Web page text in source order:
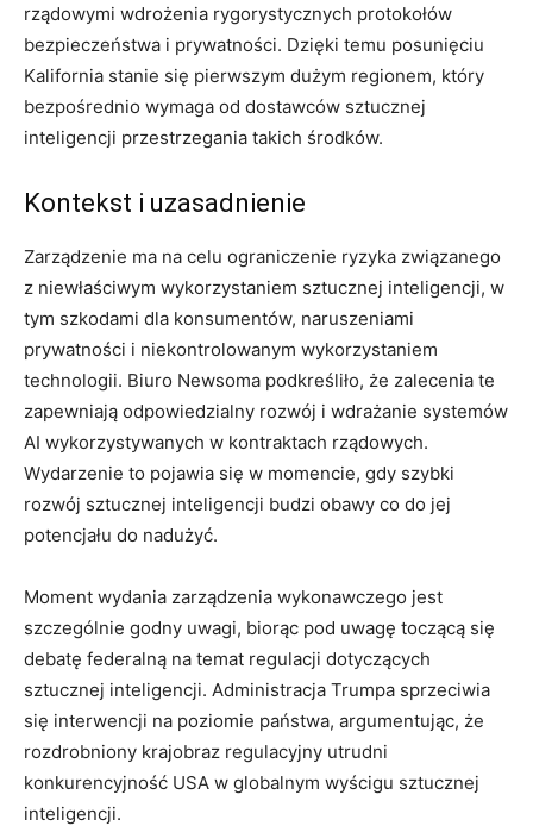
rządowymi wdrożenia rygorystycznych protokołów
bezpieczeństwa i prywatności. Dzięki temu posunięciu
Kalifornia stanie się pierwszym dużym regionem, który
bezpośrednio wymaga od dostawców sztucznej
inteligencji przestrzegania takich środków.
Kontekst i uzasadnienie
Zarządzenie ma na celu ograniczenie ryzyka związanego
z niewłaściwym wykorzystaniem sztucznej inteligencji, w
tym szkodami dla konsumentów, naruszeniami
prywatności i niekontrolowanym wykorzystaniem
technologii. Biuro Newsoma podkreśliło, że zalecenia te
zapewniają odpowiedzialny rozwój i wdrażanie systemów
AI wykorzystywanych w kontraktach rządowych.
Wydarzenie to pojawia się w momencie, gdy szybki
rozwój sztucznej inteligencji budzi obawy co do jej
potencjału do nadużyć.
Moment wydania zarządzenia wykonawczego jest
szczególnie godny uwagi, biorąc pod uwagę toczącą się
debatę federalną na temat regulacji dotyczących
sztucznej inteligencji. Administracja Trumpa sprzeciwia
się interwencji na poziomie państwa, argumentując, że
rozdrobniony krajobraz regulacyjny utrudni
konkurencyjność USA w globalnym wyścigu sztucznej
inteligencji.